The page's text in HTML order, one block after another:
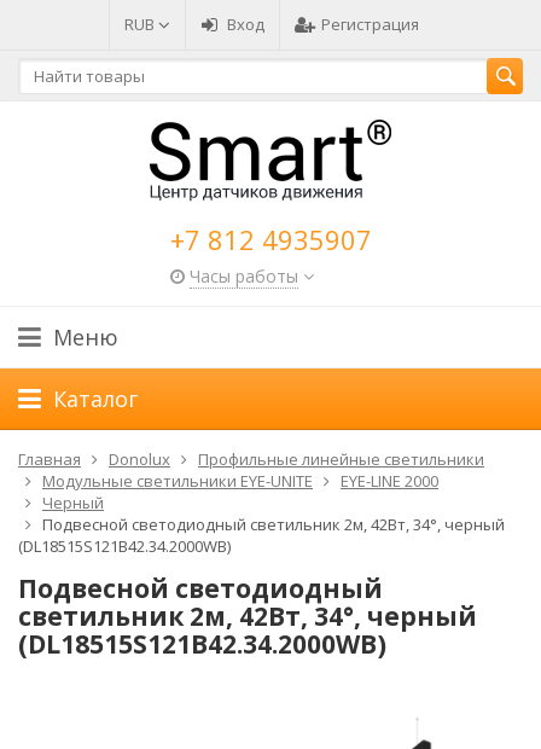
RUB Вход Регистрация
+7 812 4935907
Часы работы
Меню
Каталог
Главная Donolux
Профильные линейные светильники
Модульные светильники EYE-UNITE
EYE-LINE 2000
Черный
Подвесной светодиодный светильник 2м, 42Вт, 34°, черный
(DL18515S121B42.34.2000WB)
Подвесной светодиодный
светильник 2м, 42Вт, 34°, черный
(DL18515S121B42.34.2000WB)